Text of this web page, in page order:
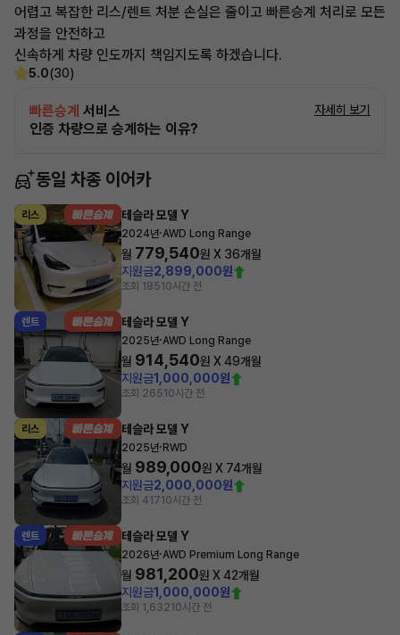
어렵고 복잡한 리스/렌트 처분 손실은 줄이고 빠른승계 처리로 모든
과정을 안전하고
신속하게 차량 인도까지 책임지도록 하겠습니다.
5.0(30)
빠른승계 서비스
인증 차량으로 승계하는 이유?
자세히 보기
동일 차종 이어카
리스 테슬라 모델 Y
2024년·AWD Long Range
월 779,540원 X 36개월
지원금2,899,000원
조회 18510시간 전
렌트 테슬라 모델 Y
2025년·AWD Long Range
월 914,540원 X49개월
지원금1,000,000원
조회 26510시간 전
리스 테슬라 모델 Y
2025년· RWD
월 989,000원 X 74개월
지원금2,000,000원
조회 41710시간 전
렌트 테슬라 모델 Y
2026년·AWD Premium Long Range
월 981,200원 X42개월
지원금1,000,000원
조회 1,63210시간 전